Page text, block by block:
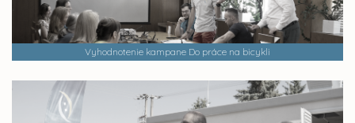
Vyhodnotenie kampane Do práce na bicykli